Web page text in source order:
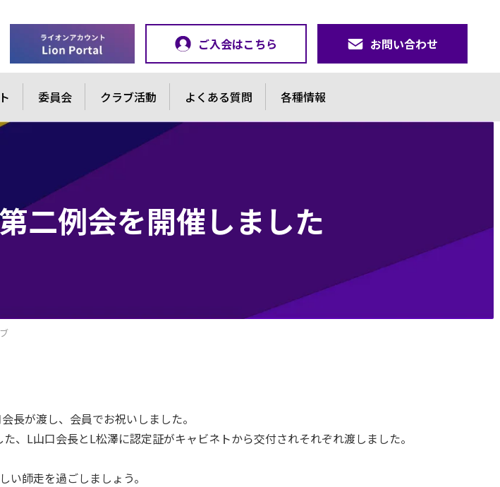
ご入会はこちら お問い合わせ
委員会 クラブ活動 よくある質問 各種情報
二例会を開催しました
長が渡し、会員でお祝いしました。
、L山口会長とL松澤に認定証がキャビネトから交付されそれぞれ渡しました。
師走を過ごしましょう。